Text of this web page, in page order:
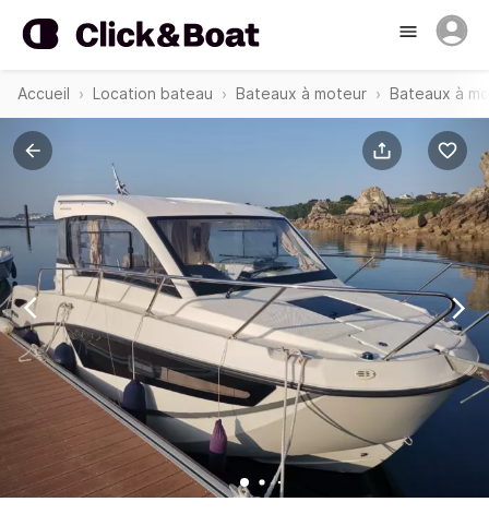
Accueil Location bateau Bateaux à moteur Bateaux à